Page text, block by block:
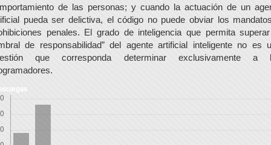
de las personas; y cuando la actuación de un
pueda ser delictiva, el código no puede obviar los
penales. El grado de inteligencia que permita
de responsabilidad” del agente artificial inteligente no es
que corresponda determinar exclusivamente a